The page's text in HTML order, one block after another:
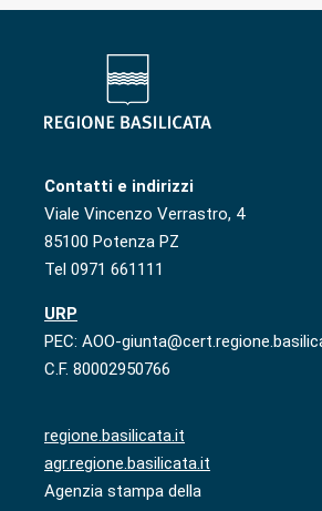
Contatti e indirizzi
Viale Vincenzo Verrastro, 4
85100 Potenza PZ
Tel 0971 661111
URP
PEC: AOO-
C.F. 80002950766
regione.basilicata.it
agr.regione.basilicata.it
Agenzia stampa della